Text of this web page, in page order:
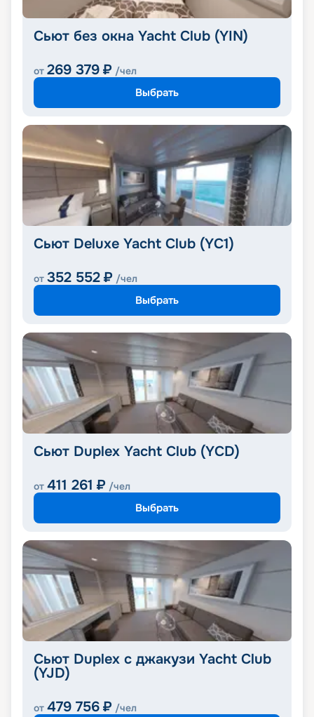
Сьют без окна Yacht Club (YIN)
от 269 379 ₽ /чел
Выбрать
Сьют Deluxe Yacht Club (YC1)
от 352 552 ₽ /чел
Выбрать
Сьют Duplex Yacht Club (YCD)
от 411 261 ₽ /чел
Выбрать
Сьют Duplex с джакузи Yacht Club
(YJD)
от 479 756 ₽ /чел